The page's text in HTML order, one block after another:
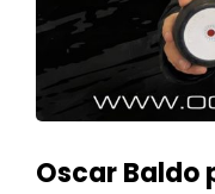
Oscar Baldo